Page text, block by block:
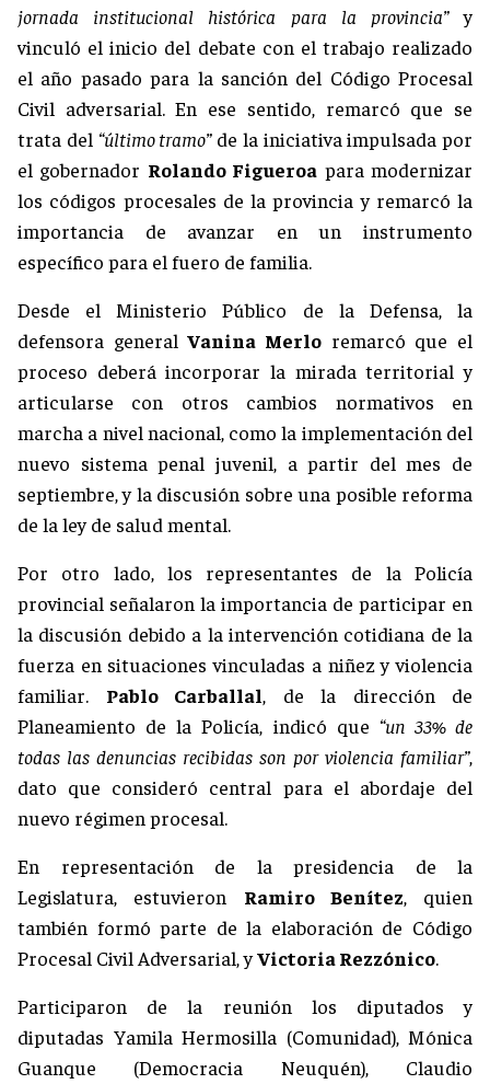
jornada institucional histórica para la provincia”y
vinculó el inicio del debate con el trabajo realizado
el año pasado para la sanción del Código Procesal
Civil adversarial. En ese sentido, remarcó que se
trata del “último tramo”de la iniciativa impulsada por
el gobernador Rolando Figueroa para modernizar
los códigos procesales de la provincia y remarcó la
importancia de avanzar en un instrumento
específico para el fuero de familia.
Desde el Ministerio Público de la Defensa, la
defensora generalVanina Merlo remarcó que el
proceso deberá incorporar la mirada territorial y
articularse con otros cambios normativos en
marcha a nivel nacional, como la implementación del
nuevo sistema penal juvenil, a partir del mes de
septiembre, y la discusión sobre una posible reforma
de la ley de salud mental.
Por otro lado, los representantes de la Policía
provincial señalaron la importancia de participar en
la discusión debido a la intervención cotidiana de la
fuerza en situaciones vinculadas a niñez y violencia
familiar. Pablo Carballal, de la dirección de
Planeamiento de la Policía, indicó que “un 33% de
todas las denuncias recibidas son por violencia familiar”,
dato que consideró central para el abordaje del
nuevo régimen procesal.
En representación de la presidencia de la
Legislatura, estuvieron Ramiro Benítez, quien
también formó parte de la elaboración de Código
Procesal Civil Adversarial, yVictoria Rezzónico.
Participaron de la reunión los diputados y
diputadas Yamila Hermosilla (Comunidad), Mónica
Guanque (Democracia Neuquén), Claudio